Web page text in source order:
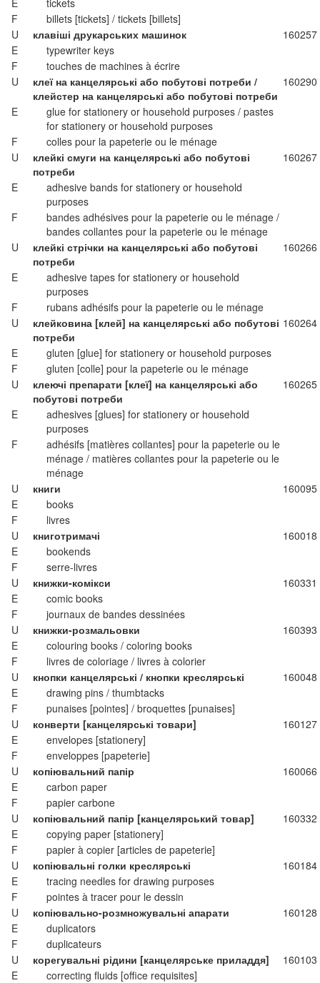
E
tickets
F
billets [tickets] / tickets [billets]
U
клавіші друкарських машинок
160257
E
typewriter keys
F
touches de machines à écrire
U
клеї на канцелярські або побутові потреби /
клейстер на канцелярські або побутові потреби
160290
E
glue for stationery or household purposes / pastes
for stationery or household purposes
F
colles pour la papeterie ou le ménage
U
клейкі смуги на канцелярські або побутові
потреби
160267
E
adhesive bands for stationery or household
purposes
F
bandes adhésives pour la papeterie ou le ménage /
bandes collantes pour la papeterie ou le ménage
U
клейкі стрічки на канцелярські або побутові
потреби
160266
E
adhesive tapes for stationery or household
purposes
F
rubans adhésifs pour la papeterie ou le ménage
U
клейковина [клей] на канцелярські або побутові
потреби
160264
E
gluten [glue] for stationery or household purposes
F
gluten [colle] pour la papeterie ou le ménage
U
клеючі препарати [клеї] на канцелярські або
побутові потреби
160265
E
adhesives [glues] for stationery or household
purposes
F
adhésifs [matières collantes] pour la papeterie ou le
ménage / matières collantes pour la papeterie ou le
ménage
U
книги
160095
E
books
F
livres
U
книготримачі
160018
E
bookends
F
serre-livres
U
книжки-комікси
160331
E
comic books
F
journaux de bandes dessinées
U
книжки-розмальовки
160393
E
colouring books / coloring books
F
livres de coloriage / livres à colorier
U
кнопки канцелярські / кнопки креслярські
160048
E
drawing pins / thumbtacks
F
punaises [pointes] / broquettes [punaises]
U
конверти [канцелярські товари]
160127
E
envelopes [stationery]
F
enveloppes [papeterie]
U
копіювальний папір
160066
E
carbon paper
F
papier carbone
U
копіювальний папір [канцелярський товар]
160332
E
copying paper [stationery]
F
papier à copier [articles de papeterie]
U
копіювальні голки креслярські
160184
E
tracing needles for drawing purposes
F
pointes à tracer pour le dessin
U
копіювально-розмножувальні апарати
160128
E
duplicators
F
duplicateurs
U
корегувальні рідини [канцелярське приладдя]
160103
E
correcting fluids [office requisites]